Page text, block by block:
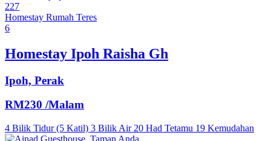
227
Homestay Rumah Teres
6
Homestay Ipoh Raisha Gh
Ipoh, Perak
RM230 /Malam
4 Bilik Tidur (5 Katil) 3 Bilik Air 20 Had Tetamu 19 Kemudahan